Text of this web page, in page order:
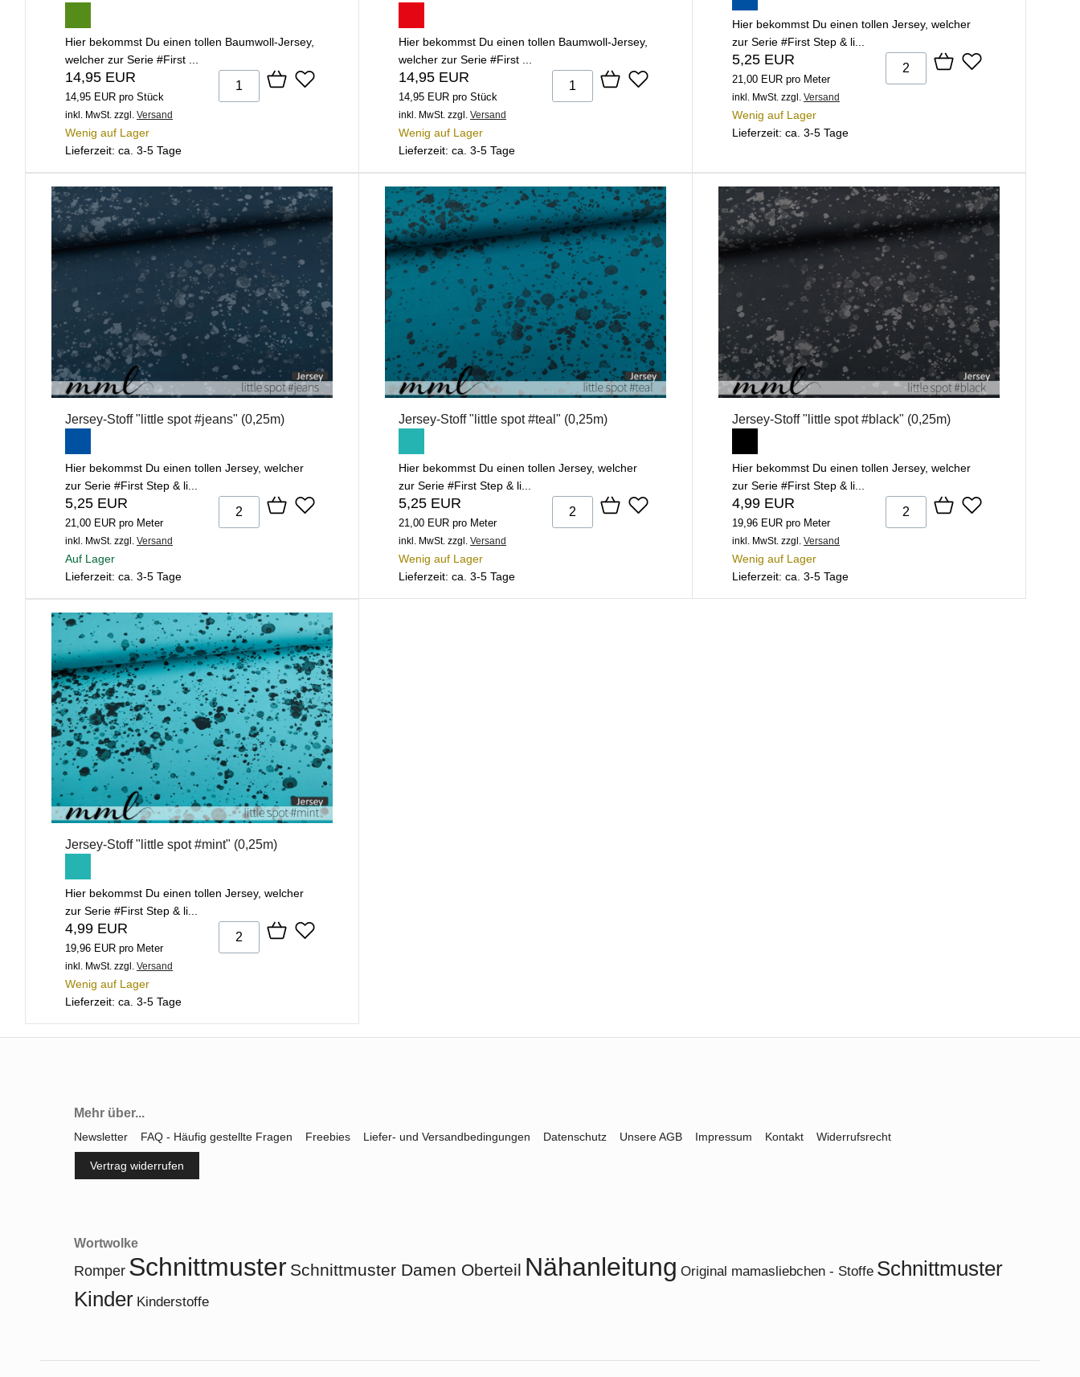
Hier bekommst Du einen tollen Baumwoll-Jersey,
welcher zur Serie #First ...
14,95 EUR
14,95 EUR pro Stück
inkl. MwSt. zzgl. Versand
Wenig auf Lager
Lieferzeit: ca. 3-5 Tage
Hier bekommst Du einen tollen Baumwoll-Jersey,
welcher zur Serie #First ...
14,95 EUR
14,95 EUR pro Stück
inkl. MwSt. zzgl. Versand
Wenig auf Lager
Lieferzeit: ca. 3-5 Tage
Hier bekommst Du einen tollen Jersey, welcher
zur Serie #First Step & li...
5,25 EUR
21,00 EUR pro Meter
inkl. MwSt. zzgl. Versand
Wenig auf Lager
Lieferzeit: ca. 3-5 Tage
Jersey-Stoff "little spot #jeans" (0,25m)
Hier bekommst Du einen tollen Jersey, welcher
zur Serie #First Step & li...
5,25 EUR
21,00 EUR pro Meter
inkl. MwSt. zzgl. Versand
Auf Lager
Lieferzeit: ca. 3-5 Tage
Jersey-Stoff "little spot #teal" (0,25m)
Hier bekommst Du einen tollen Jersey, welcher
zur Serie #First Step & li...
5,25 EUR
21,00 EUR pro Meter
inkl. MwSt. zzgl. Versand
Wenig auf Lager
Lieferzeit: ca. 3-5 Tage
Jersey-Stoff "little spot #black" (0,25m)
Hier bekommst Du einen tollen Jersey, welcher
zur Serie #First Step & li...
4,99 EUR
19,96 EUR pro Meter
inkl. MwSt. zzgl. Versand
Wenig auf Lager
Lieferzeit: ca. 3-5 Tage
Jersey-Stoff "little spot #mint" (0,25m)
Hier bekommst Du einen tollen Jersey, welcher
zur Serie #First Step & li...
4,99 EUR
19,96 EUR pro Meter
inkl. MwSt. zzgl. Versand
Wenig auf Lager
Lieferzeit: ca. 3-5 Tage
Mehr über...
Newsletter FAQ - Häufig gestellte Fragen Freebies Liefer- und Versandbedingungen Datenschutz Unsere AGB Impressum Kontakt Widerrufsrecht
Vertrag widerrufen
Wortwolke
Romper Schnittmuster Schnittmuster Damen Oberteil Nähanleitung Original mamasliebchen - Stoffe Schnittmuster
Kinder Kinderstoffe